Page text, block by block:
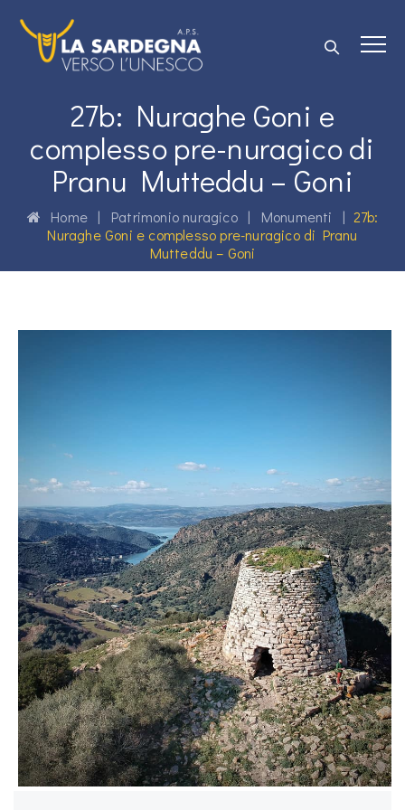
27b: Nuraghe Goni e
complesso pre-nuragico di
Pranu Mutteddu – Goni
Home| Patrimonio nuragico| Monumenti | 27b:
Nuraghe Goni e complesso pre-nuragico di Pranu
Mutteddu – Goni